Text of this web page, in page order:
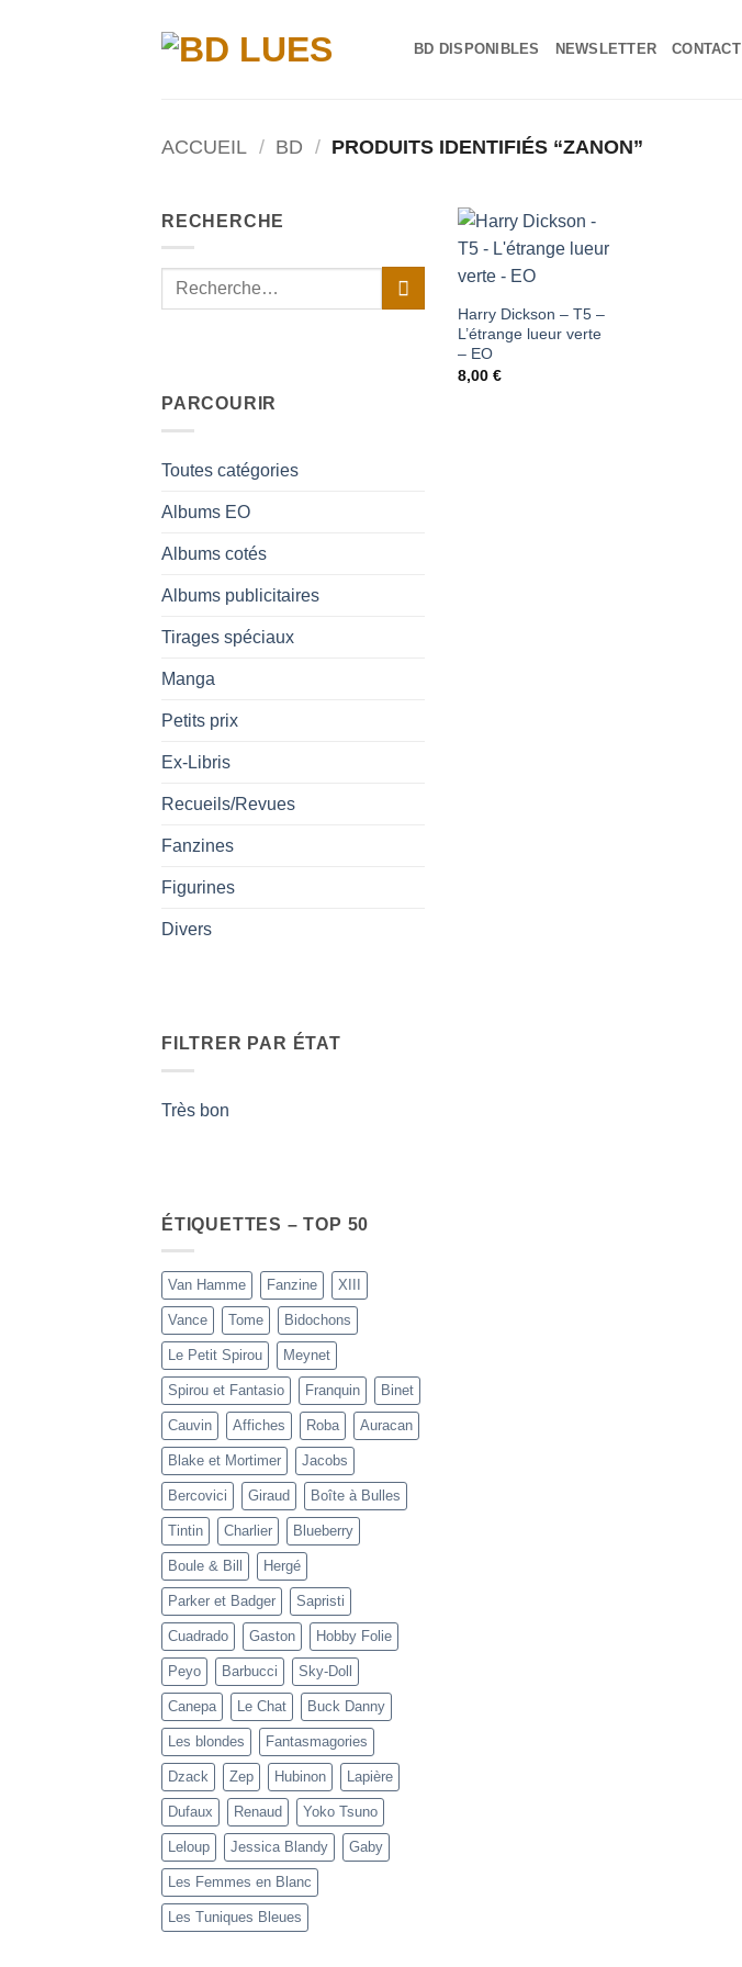
BD DISPONIBLES NEWSLETTER CONTACT
ACCUEIL / BD / PRODUITS IDENTIFIÉS “ZANON”
RECHERCHE
Recherche
PARCOURIR
Toutes catégories
Albums EO
Albums cotés
Albums publicitaires
Tirages spéciaux
Manga
Petits prix
Ex-Libris
Recueils/Revues
Fanzines
Figurines
Divers
FILTRER PAR ÉTAT
Très bon
ÉTIQUETTES – TOP 50
Van Hamme Fanzine XIII
Vance Tome Bidochons
Le Petit Spirou Meynet
Spirou et Fantasio Franquin Binet
Cauvin Affiches Roba Auracan
Blake et Mortimer Jacobs
Bercovici Giraud Boîte à Bulles
Tintin Charlier Blueberry
Boule & Bill Hergé
Parker et Badger Sapristi
Cuadrado Gaston Hobby Folie
Peyo Barbucci Sky-Doll
Canepa Le Chat Buck Danny
Les blondes Fantasmagories
Dzack Zep Hubinon Lapière
Dufaux Renaud Yoko Tsuno
Leloup Jessica Blandy Gaby
Les Femmes en Blanc
Les Tuniques Bleues
Ajouter
liste
Harry Dickson – T5 –
L’étrange lueur verte
– EO
8,00 €